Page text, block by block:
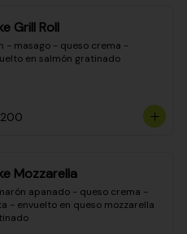
Grill Roll
- masago - queso crema -
en salmón gratinado
Mozzarella
apanado - queso crema -
- envuelto en queso mozzarella